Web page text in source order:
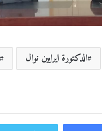
الدكتورة ايرايين نوال